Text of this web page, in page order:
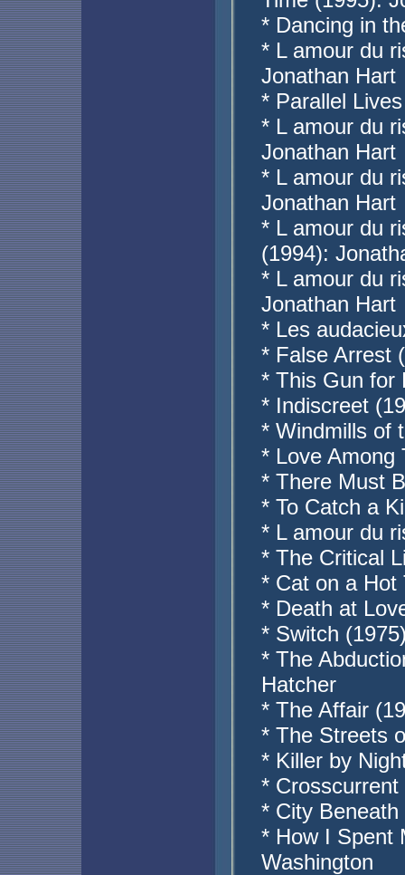
* Dancing in
* L amour du
Jonathan Hart
* Parallel
* L amour du
Jonathan Hart
* L amour du
Jonathan Hart
* L amour du
(1994):
* L amour du
Jonathan Hart
* Les
* False Arrest
* This Gun for
* Indiscreet
* Windmills of
* Love Among
* There Must
* To Catch a
* L amour du
* The Critical
* Cat on a Hot
* Death at
* Switch
* The
Hatcher
* The Affair
* The Streets
* Killer by
*
* City
* How I Spent
Washington